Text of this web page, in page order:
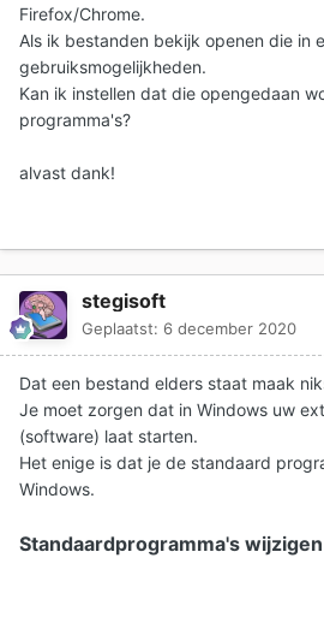
Firefox/Chrome.
Als ik bestanden bekijk openen die in
gebruiksmogelijkheden.
Kan ik instellen dat die opengedaan
programma's?
alvast dank!
stegisoft
Geplaatst: 6 december 2020
Dat een bestand elders staat maak
Je moet zorgen dat in Windows uw
(software) laat starten.
Het enige is dat je de standaard
Windows.
Standaardprogramma's